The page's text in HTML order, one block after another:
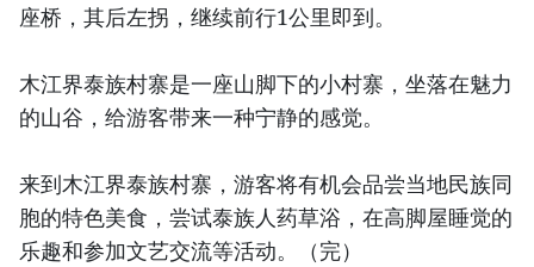
座桥，其后左拐，继续前行1公里即到。
木江界泰族村寨是一座山脚下的小村寨，坐落在魅力
的山谷，给游客带来一种宁静的感觉。
来到木江界泰族村寨，游客将有机会品尝当地民族同
胞的特色美食，尝试泰族人药草浴，在高脚屋睡觉的
乐趣和参加文艺交流等活动。（完）